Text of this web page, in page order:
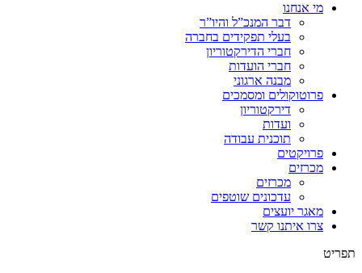
מי אנחנו
דבר המנכ”ל והיו”ר
בעלי תפקידים בחברה
חברי הדירקטוריון
חברי הועדות
מבנה ארגוני
פרוטוקולים ומסמכים
דירקטוריון
ועדות
תוכנית עבודה
פרויקטים
מכרזים
מכרזים
עדכונים שוטפים
מאגר יועצים
צרו איתנו קשר
תפריט